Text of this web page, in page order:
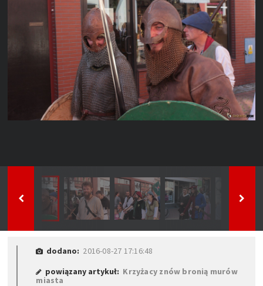
dodano: 2016-08-27 17:16:48
powiązany artykuł: Krzyżacy znów bronią murów
miasta